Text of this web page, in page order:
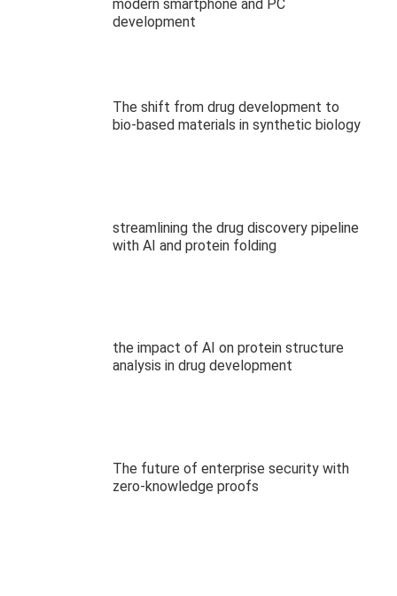
modern smartphone and PC
development
The shift from drug development to
bio-based materials in synthetic biology
streamlining the drug discovery pipeline
with AI and protein folding
the impact of AI on protein structure
analysis in drug development
The future of enterprise security with
zero-knowledge proofs